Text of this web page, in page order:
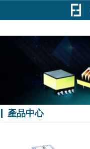
產品中心